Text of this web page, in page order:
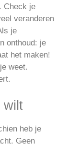
Check je
veranderen
je
onthoud: je
het maken!
weet.
wilt
heb je
Geen